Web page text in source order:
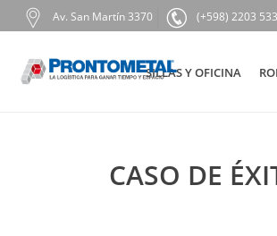
Av. San Martín 3370 (+598) 2203
SILLAS Y OFICINA
CASO DE